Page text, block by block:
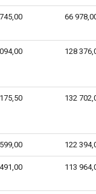
66
128
132
122
113